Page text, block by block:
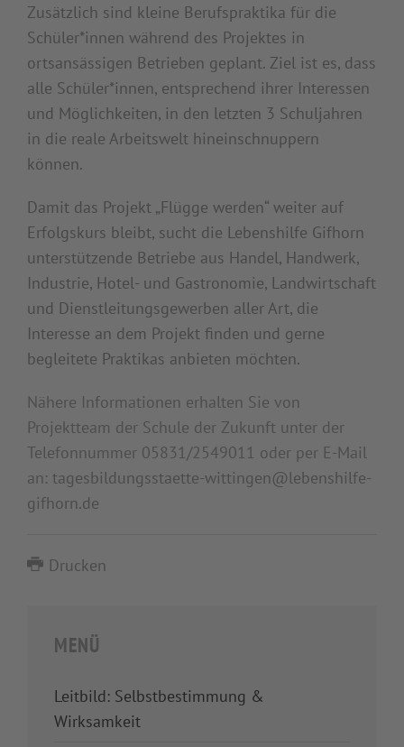
Zusätzlich sind kleine Berufspraktika für die
Schüler*innen während des Projektes in
ortsansässigen Betrieben geplant. Ziel ist es, dass
alle Schüler*innen, entsprechend ihrer Interessen
und Möglichkeiten, in den letzten 3 Schuljahren
in die reale Arbeitswelt hineinschnuppern
können.
Damit das Projekt „Flügge werden“ weiter auf
Erfolgskurs bleibt, sucht die Lebenshilfe Gifhorn
unterstützende Betriebe aus Handel, Handwerk,
Industrie, Hotel- und Gastronomie, Landwirtschaft
und Dienstleitungsgewerben aller Art, die
Interesse an dem Projekt finden und gerne
begleitete Praktikas anbieten möchten.
Nähere Informationen erhalten Sie von
Projektteam der Schule der Zukunft unter der
Telefonnummer 05831/2549011 oder per E-Mail
an: tagesbildungsstaette-wittingen@lebenshilfe-
gifhorn.de
Drucken
MENÜ
Leitbild: Selbstbestimmung &
Wirksamkeit